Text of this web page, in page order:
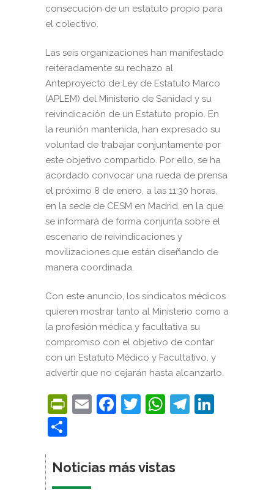
consecución de un estatuto propio para
el colectivo.
Las seis organizaciones han manifestado
reiteradamente su rechazo al
Anteproyecto de Ley de Estatuto Marco
(APLEM) del Ministerio de Sanidad y su
reivindicación de un Estatuto propio. En
la reunión mantenida, han expresado su
voluntad de trabajar conjuntamente por
este objetivo compartido. Por ello, se ha
acordado convocar una rueda de prensa
el próximo 8 de enero, a las 11:30 horas,
en la sede de CESM en Madrid, en la que
se informará de forma conjunta sobre el
escenario de reivindicaciones y
movilizaciones que están diseñando de
manera coordinada.
Con este anuncio, los sindicatos médicos
quieren mostrar tanto al Ministerio como a
la profesión médica y facultativa su
compromiso con el objetivo de contar
con un Estatuto Médico y Facultativo, y
advertir que no cejarán hasta alcanzarlo.
PrintFriendly
EmailFacebook
Twitter
WhatsApp
Noticias más vistas